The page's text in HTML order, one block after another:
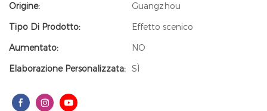
Origine:
Guangzhou
Tipo Di Prodotto:
Effetto scenico
Aumentato:
NO
Elaborazione Personalizzata: SÌ